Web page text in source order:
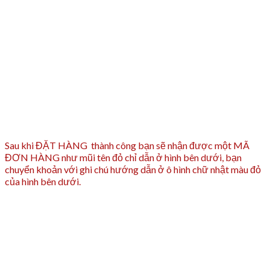
Sau khi ĐẶT HÀNG thành công bạn sẽ nhận được một MÃ
ĐƠN HÀNG như mũi tên đỏ chỉ dẫn ở hình bên dưới, bạn
chuyển khoản với ghi chú hướng dẫn ở ô hình chữ nhật màu đỏ
của hình bên dưới.